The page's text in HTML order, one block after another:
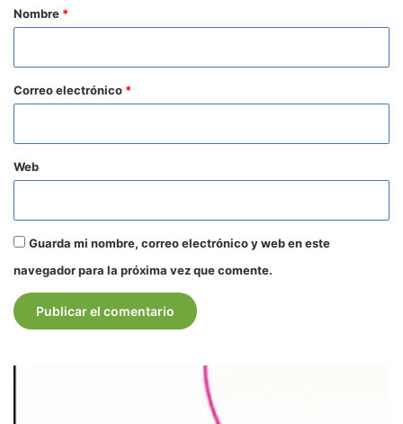
r
o
*
Nombre *
Correo electrónico *
Web
Guarda mi nombre, correo electrónico y web en este
navegador para la próxima vez que comente.